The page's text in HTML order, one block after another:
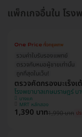
แพ็กเกจอื่นใน โร
รวมค่าใบรับรองแพทย์
ตรวจกับหมอผู้ชายเท่านั้น
ถูกที่สุดในเว็บ!
ตรวจคัดกรองมะเร็ง
โรงพยาบาลเกษมราษฎร์ บ
บางแค
MRT หลักสอง
1,390 บาท1,990 บาท ป